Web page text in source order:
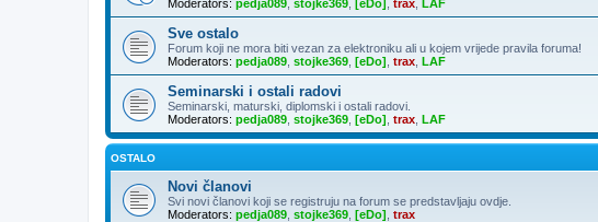
Moderators: pedja089 stojke369 [eDo] trax LAF
Sve ostalo
Forum koji ne mora biti vezan za elektroniku ali u kojem vrijede pravila foruma!
Moderators: pedja089 stojke369 [eDo] trax LAF
Seminarski i ostali radovi
Seminarski, maturski, diplomski i ostali radovi.
Moderators: pedja089 stojke369 [eDo] trax LAF
OSTALO
Novi članovi
Svi novi članovi koji se registruju na forum se predstavljaju ovdje.
Moderators: pedja089 stojke369 [eDo] trax